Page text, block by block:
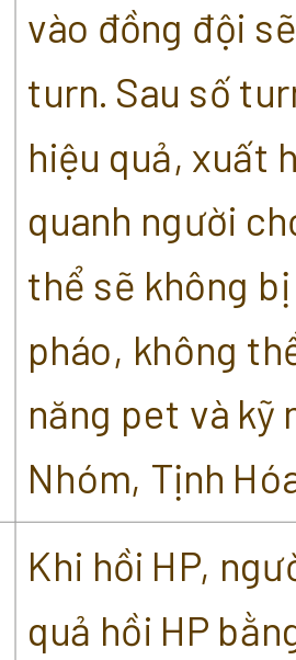
vào đồng đội
turn. Sau số
hiệu quả, xuất
quanh người
thể sẽ không
pháo, không
năng pet và kỹ
Nhóm, Tịnh
Khi hồi HP,
quả hồi HP